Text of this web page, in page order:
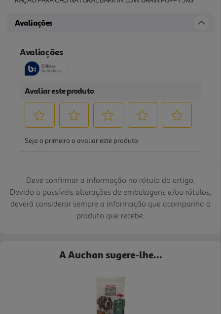
Avaliações
Deve confirmar a informação no rótulo do artigo.
Devido a possíveis alterações de embalagens e/ou rótulos,
deverá considerar sempre a informação que acompanha o
produto que recebe.
A Auchan sugere-lhe...